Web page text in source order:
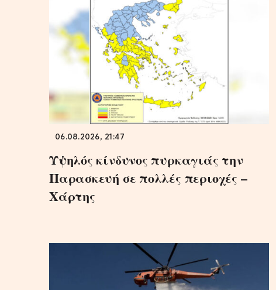
06.08.2026, 21:47
Υψηλός κίνδυνος πυρκαγιάς την
Παρασκευή σε πολλές περιοχές –
Χάρτης